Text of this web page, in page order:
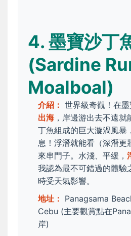
4. 墨寶沙丁
(Sardine
Moalboal)
介紹： 世界級奇觀！在墨
出海 ，岸邊游出去不遠
丁魚組成的巨大漩渦風暴
息！浮潛就能看（深潛更
來串門子。水淺、平緩，
我認為最不可錯過的體驗
時受天氣影響。
地址： Panagsama
Cebu (主要觀賞點在
岸)